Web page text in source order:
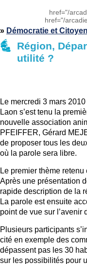
href="/
href="/
» Démocratie et
Région,
utilité ?
Le mercredi 3 mars
Laon s’est tenu la
nouvelle association
PFEIFFER, Gérard
de proposer tous les
où la parole sera libre.
Le premier thème
Après une présentation
rapide description de la
La parole est ensuite
point de vue sur l’avenir
Plusieurs participants
cité en exemple des
dépassent pas les 30
sur les possibilités pour